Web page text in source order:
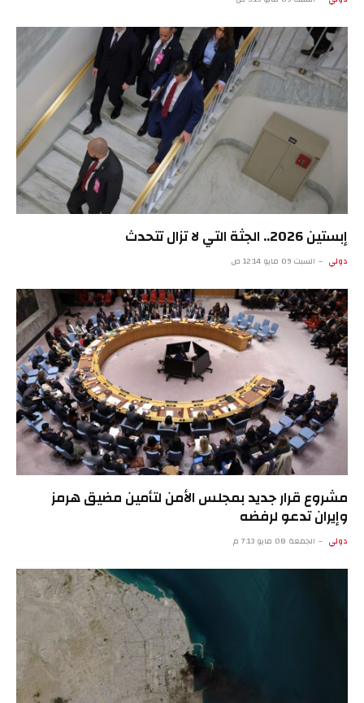
إبستين 2026.. الجثة التي لا تزال تتحدث
دولي السبت 09 مايو 12:14 ص
مشروع قرار جديد بمجلس الأمن لتأمين مضيق هرمز
وإيران تدعو لرفضه
دولي الجمعة 08 مايو 7:13 م